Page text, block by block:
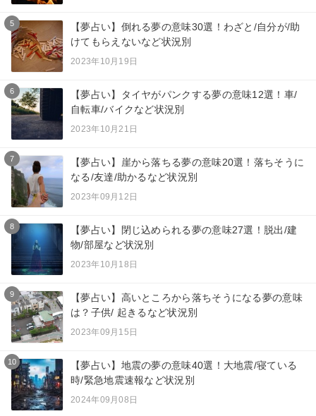
5
【夢占い】倒れる夢の意味30選！わざと/自分が/助
けてもらえないなど状況別
2023年10月19日
6
【夢占い】タイヤがパンクする夢の意味12選！車/
自転車/バイクなど状況別
2023年10月21日
7
【夢占い】崖から落ちる夢の意味20選！落ちそうに
なる/友達/助かるなど状況別
2023年09月12日
8
【夢占い】閉じ込められる夢の意味27選！脱出/建
物/部屋など状況別
2023年10月18日
9
【夢占い】高いところから落ちそうになる夢の意味
は？子供/ 起きるなど状況別
2023年09月15日
10
【夢占い】地震の夢の意味40選！大地震/寝ている
時/緊急地震速報など状況別
2024年09月08日